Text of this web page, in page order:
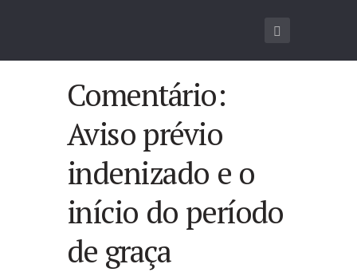
Comentário:
Aviso prévio
indenizado e o
início do período
de graça